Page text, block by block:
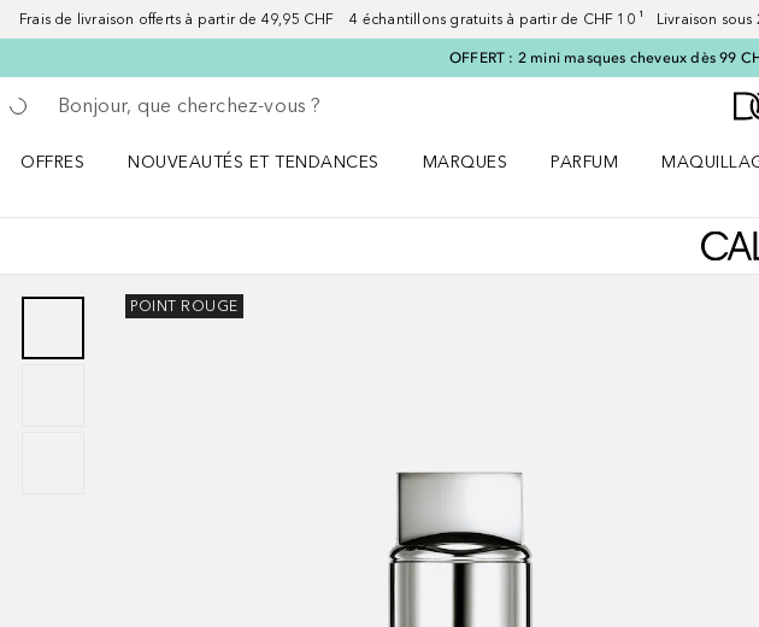
Frais de livraison offerts à partir de 49,95 CHF 4 échantillons gratuits à partir de CHF 10 ¹ Livraison sous
OFFERT : 2 mini masques cheveux dès 99
Retourner
Exécuter la recherche
OFFRES
NOUVEAUTÉS ET TENDANCES
MARQUES
PARFUM
POINT ROUGE